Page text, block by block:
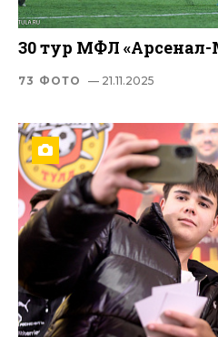
30 тур МФЛ «Арсенал-
73 ФОТО — 21.11.2025